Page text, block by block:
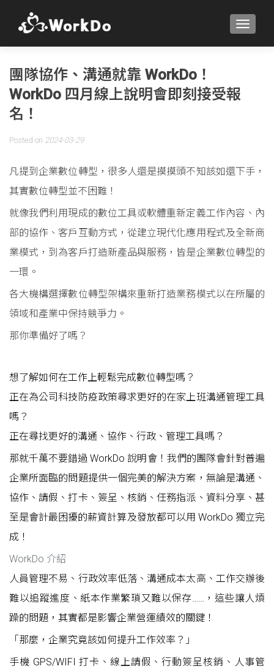
團隊協作、溝通就靠 WorkDo！
WorkDo 四月線上說明會即刻接受報
名！
Posted on 2024-03-29
凡提到企業數位轉型，很多人還是摸摸頭不知該如還下手，
其實數位轉型並不困難！
就像我們利用現成的數位工具或軟體重新定義工作內容、內
部的協作、客戶互動方式，從建立現代化應用程式及全新商
業模式，到為客戶打造新產品與服務，皆是企業數位轉型的
一環。
各大機構選擇數位轉型架構來重新打造業務模式以在所屬的
領域和產業中保持競爭力。
那你準備好了嗎？
想了解如何在工作上輕鬆完成數位轉型嗎？
正在為公司科技防疫政策尋求更好的在家上班溝通管理工具
嗎？
正在尋找更好的溝通、協作、行政、管理工具嗎？
那就千萬不要錯過 WorkDo 說明會！我們的團隊會針對普遍
企業所面臨的問題提供一個完美的解決方案，無論是溝通、
協作、請假、打卡、簽呈、核銷、任務指派、資料分享、甚
至是會計最困擾的薪資計算及發放都可以用 WorkDo 獨立完
成！
WorkDo 介紹
人員管理不易、行政效率低落、溝通成本太高、工作交辦後
難以追蹤進度、紙本作業繁瑣又難以保存……，這些讓人煩
躁的問題，其實都是影響企業營運績效的關鍵！
「那麼，企業究竟該如何提升工作效率？」
手機 GPS/WIFI 打卡、線上請假、行動簽呈核銷、人事管